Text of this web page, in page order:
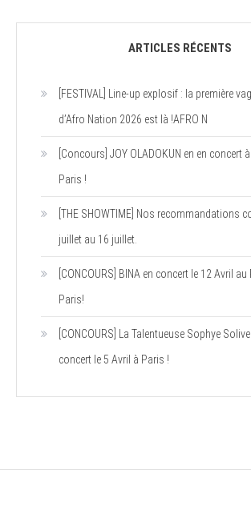
ARTICLES RÉCENTS
[FESTIVAL] Line-up explosif : la première
d’Afro Nation 2026 est là !AFRO N
[Concours] JOY OLADOKUN en en concert
Paris !
[THE SHOWTIME] Nos recommandations
juillet au 16 juillet.
[CONCOURS] BINA en concert le 12 Avril
Paris!
[CONCOURS] La Talentueuse Sophye
concert le 5 Avril à Paris !